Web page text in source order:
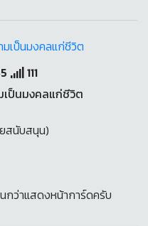
111
เป็นมงคลแก่ชีวิต
สนับสนุน)
ว่าแสดงหน้าการ์ดครับ